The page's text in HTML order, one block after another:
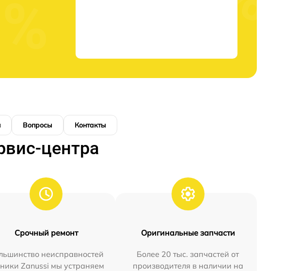
Вопросы Контакты
центра
Срочный ремонт
неисправностей
Zanussi мы устраняем
Оригинальные запчасти
Более 20 тыс. запчастей от
производителя в наличии на